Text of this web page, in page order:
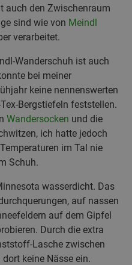
auch den Zwischenraum
sind wie von Meindl
verarbeitet.
Wanderschuh ist auch
bei meiner
keine nennenswerten
Bergstiefeln feststellen.
Wandersocken und die
ich hatte jedoch
im Tal nie
Schuh.
wasserdicht. Das
auf nassen
auf dem Gipfel
Durch die extra
Lasche zwischen
keine Nässe ein.